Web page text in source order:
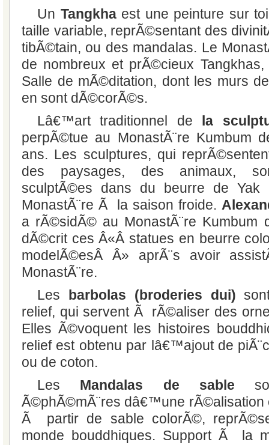
Un Tangkhaest une peinture sur
taille variable, reprÃ©sentant des
tibÃ©tain, ou des mandalas. Le
de nombreux et prÃ©cieux
Salle de mÃ©ditation, dont les murs
en sont dÃ©corÃ©s.
Lâ€™art traditionnel de
la
perpÃ©tue au MonastÃ¨re Kumbum
ans. Les sculptures, qui
des paysages, des animaux,
sculptÃ©es dans du beurre de
MonastÃ¨re Ã la saison froide.
a rÃ©sidÃ© au MonastÃ¨re
dÃ©crit ces Â«Â statues en beurre
modelÃ©esÂ Â» aprÃ¨s avoir
MonastÃ¨re.
Les
barbolas (broderies dui)
relief, qui servent Ã rÃ©aliser des
Elles Ã©voquent les histoires
relief est obtenu par lâ€™ajout de
ou de coton.
Les Mandalas de sable
Ã©phÃ©mÃ¨res dâ€™une rÃ©alisation
Ã partir de sable colorÃ©,
monde bouddhiques. Support Ã la